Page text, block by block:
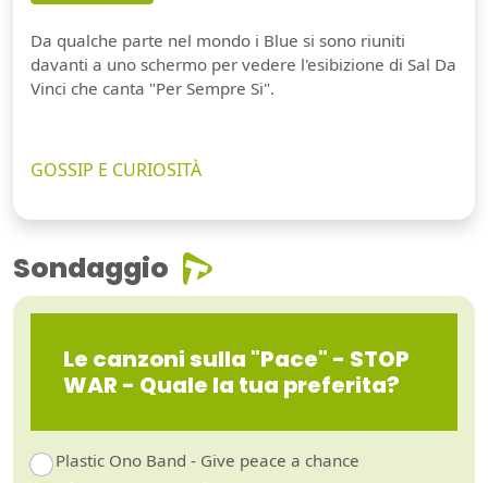
Da qualche parte nel mondo i Blue si sono riuniti
davanti a uno schermo per vedere l'esibizione di Sal Da
Vinci che canta "Per Sempre Si".
GOSSIP E CURIOSITÀ
Sondaggio
Le canzoni sulla "Pace" - STOP
WAR - Quale la tua preferita?
Plastic Ono Band - Give peace a chance